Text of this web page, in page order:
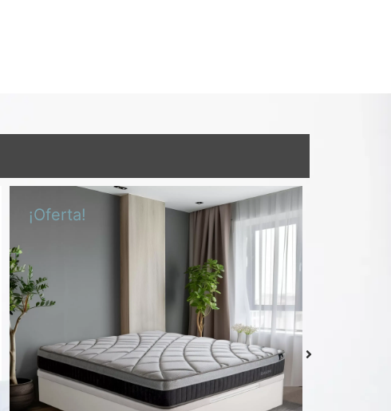
¡Oferta!
Colchón Delizia
Desde 439,00€